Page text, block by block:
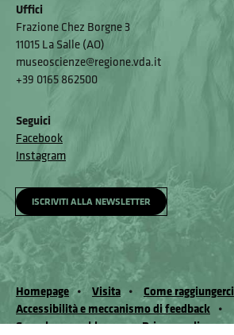
Uffici
Frazione Chez Borgne 3
11015 La Salle (AO)
museoscienze@regione.vda.it
+39 0165 862500
Seguici
Facebook
Instagram
ISCRIVITI ALLA NEWSLETTER
Homepage Visita
Come raggiungerci
Accessibilità e meccanismo di feedback
Segnala un problema
Privacy policy